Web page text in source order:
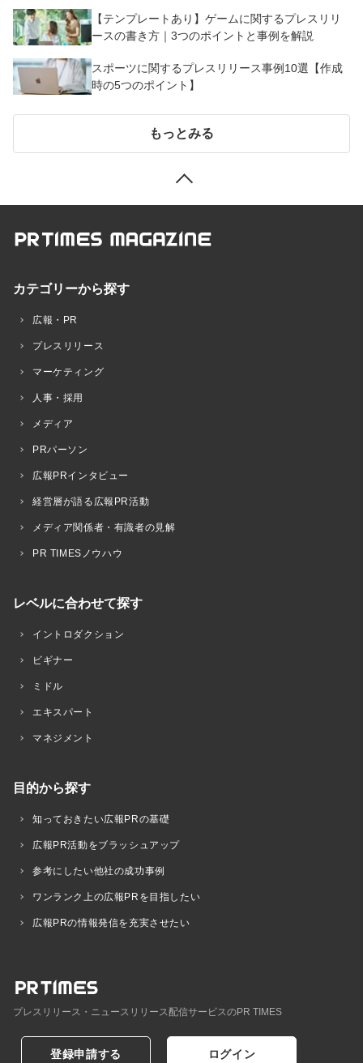
【テンプレートあり】ゲームに関するプレスリリ
ースの書き方｜3つのポイントと事例を解説
スポーツに関するプレスリリース事例10選【作成
時の5つのポイント】
もっとみる
カテゴリーから探す
広報・PR
プレスリリース
マーケティング
人事・採用
メディア
PRパーソン
広報PRインタビュー
経営層が語る広報PR活動
メディア関係者・有識者の見解
PR TIMESノウハウ
レベルに合わせて探す
イントロダクション
ビギナー
ミドル
エキスパート
マネジメント
目的から探す
知っておきたい広報PRの基礎
広報PR活動をブラッシュアップ
参考にしたい他社の成功事例
ワンランク上の広報PRを目指したい
広報PRの情報発信を充実させたい
プレスリリース・ニュースリリース配信サービスのPR TIMES
登録申請する ログイン